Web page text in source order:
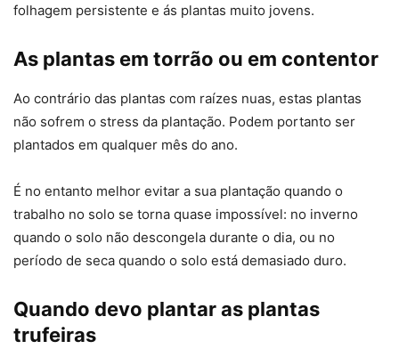
folhagem persistente e ás plantas muito jovens.
As plantas em torrão ou em contentor
Ao contrário das plantas com raízes nuas, estas plantas
não sofrem o stress da plantação. Podem portanto ser
plantados em qualquer mês do ano.
É no entanto melhor evitar a sua plantação quando o
trabalho no solo se torna quase impossível: no inverno
quando o solo não descongela durante o dia, ou no
período de seca quando o solo está demasiado duro.
Quando devo plantar as plantas
trufeiras